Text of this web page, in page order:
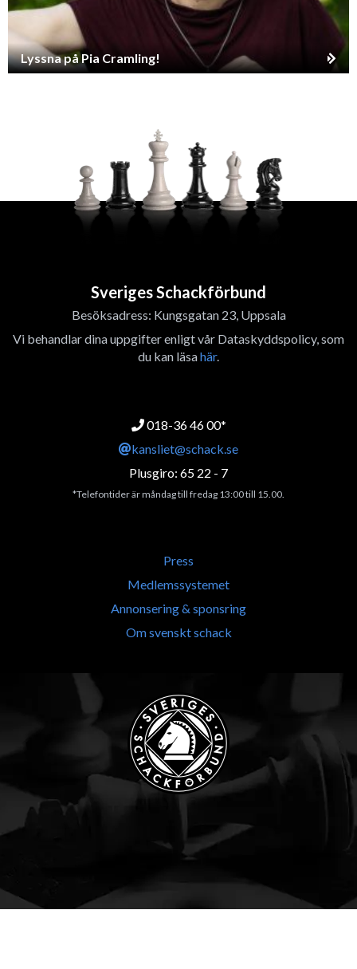
Lyssna på Pia Cramling!
Sveriges Schackförbund
Besöksadress: Kungsgatan 23, Uppsala
Vi behandlar dina uppgifter enligt vår Dataskyddspolicy, som
du kan läsahär.
018-36 46 00*
kansliet@schack.se
Plusgiro: 65 22 - 7
*Telefontider är måndag till fredag 13:00 till 15.00.
Press
Medlemssystemet
Annonsering & sponsring
Om svenskt schack